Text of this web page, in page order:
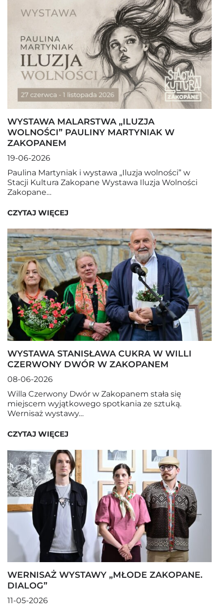
WYSTAWA MALARSTWA „ILUZJA
WOLNOŚCI” PAULINY MARTYNIAK W
ZAKOPANEM
19-06-2026
Paulina Martyniak i wystawa „Iluzja wolności” w
Stacji Kultura Zakopane Wystawa Iluzja Wolności
Zakopane…
CZYTAJ WIĘCEJ
WYSTAWA STANISŁAWA CUKRA W WILLI
CZERWONY DWÓR W ZAKOPANEM
08-06-2026
Willa Czerwony Dwór w Zakopanem stała się
miejscem wyjątkowego spotkania ze sztuką.
Wernisaż wystawy…
CZYTAJ WIĘCEJ
WERNISAŻ WYSTAWY „MŁODE ZAKOPANE.
DIALOG”
11-05-2026